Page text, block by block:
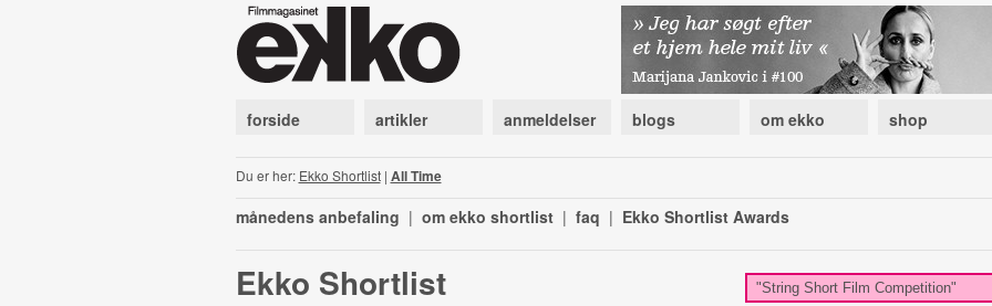
forside artikler anmeldelser blogs om ekko shop
Du er her: Ekko Shortlist| All Time
månedens anbefaling | om ekko shortlist | faq | Ekko Shortlist Awards
Ekko Shortlist